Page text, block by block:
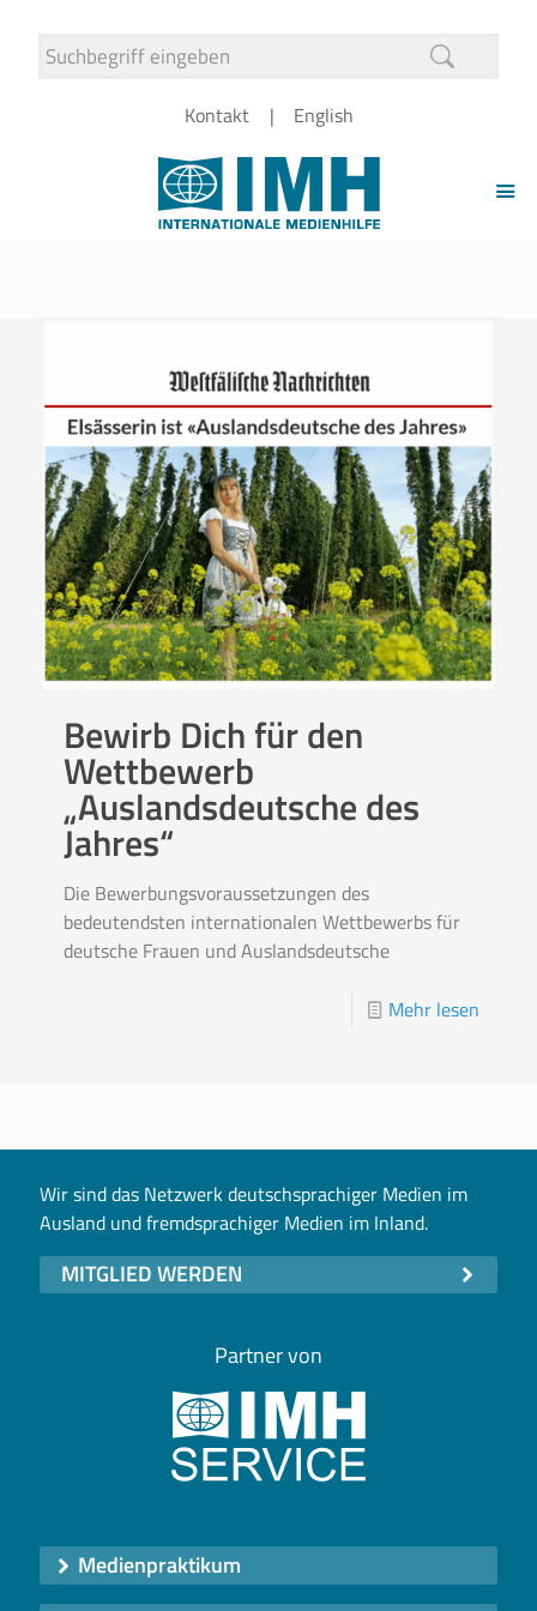
Kontakt English
Bewirb Dich für den
Wettbewerb
„Auslandsdeutsche des
Jahres“
Die Bewerbungsvoraussetzungen des
bedeutendsten internationalen Wettbewerbs für
deutsche Frauen und Auslandsdeutsche
Mehr lesen
Wir sind das Netzwerk deutschsprachiger Medien im
Ausland und fremdsprachiger Medien im Inland.
MITGLIED WERDEN
Partner von
Medienpraktikum